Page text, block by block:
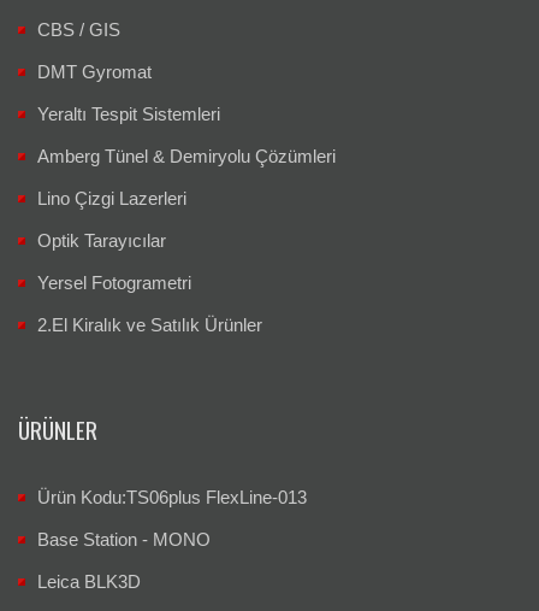
CBS / GIS
DMT Gyromat
Yeraltı Tespit Sistemleri
Amberg Tünel & Demiryolu Çözümleri
Lino Çizgi Lazerleri
Optik Tarayıcılar
Yersel Fotogrametri
2.El Kiralık ve Satılık Ürünler
ÜRÜNLER
Ürün Kodu:TS06plus FlexLine-013
Base Station - MONO
Leica BLK3D